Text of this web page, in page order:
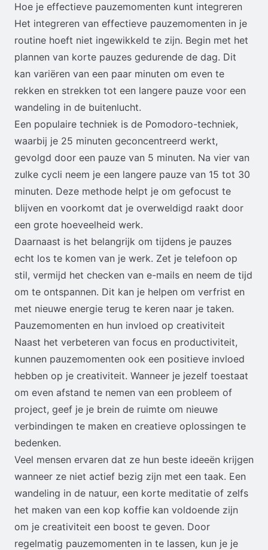
Hoe je effectieve pauzemomenten kunt integreren
Het integreren van effectieve pauzemomenten in je
routine hoeft niet ingewikkeld te zijn. Begin met het
plannen van korte pauzes gedurende de dag. Dit
kan variëren van een paar minuten om even te
rekken en strekken tot een langere pauze voor een
wandeling in de buitenlucht.
Een populaire techniek is de Pomodoro-techniek,
waarbij je 25 minuten geconcentreerd werkt,
gevolgd door een pauze van 5 minuten. Na vier van
zulke cycli neem je een langere pauze van 15 tot 30
minuten. Deze methode helpt je om gefocust te
blijven en voorkomt dat je overweldigd raakt door
een grote hoeveelheid werk.
Daarnaast is het belangrijk om tijdens je pauzes
echt los te komen van je werk. Zet je telefoon op
stil, vermijd het checken van e-mails en neem de tijd
om te ontspannen. Dit kan je helpen om verfrist en
met nieuwe energie terug te keren naar je taken.
Pauzemomenten en hun invloed op creativiteit
Naast het verbeteren van focus en productiviteit,
kunnen pauzemomenten ook een positieve invloed
hebben op je creativiteit. Wanneer je jezelf toestaat
om even afstand te nemen van een probleem of
project, geef je je brein de ruimte om nieuwe
verbindingen te maken en creatieve oplossingen te
bedenken.
Veel mensen ervaren dat ze hun beste ideeën krijgen
wanneer ze niet actief bezig zijn met een taak. Een
wandeling in de natuur, een korte meditatie of zelfs
het maken van een kop koffie kan voldoende zijn
om je creativiteit een boost te geven. Door
regelmatig pauzemomenten in te lassen, kun je je